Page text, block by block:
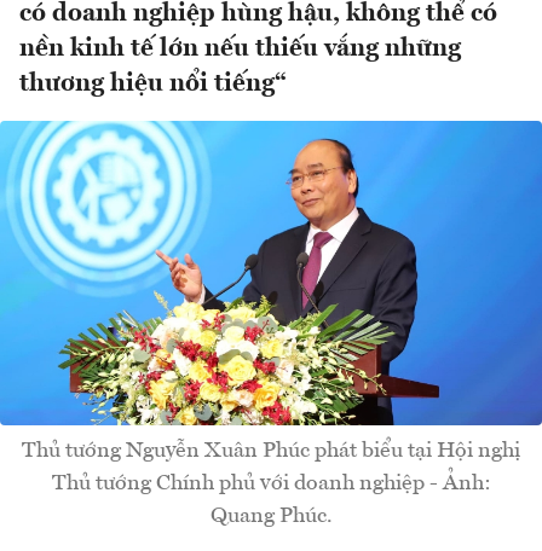
có doanh nghiệp hùng hậu, không thể có
nền kinh tế lớn nếu thiếu vắng những
thương hiệu nổi tiếng“
Thủ tướng Nguyễn Xuân Phúc phát biểu tại Hội nghị
Thủ tướng Chính phủ với doanh nghiệp - Ảnh:
Quang Phúc.